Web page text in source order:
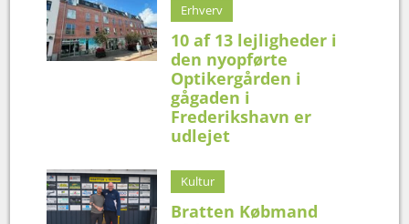
Erhverv
10 af 13 lejligheder i
den nyopførte
Optikergården i
gågaden i
Frederikshavn er
udlejet
Kultur
Bratten Købmand